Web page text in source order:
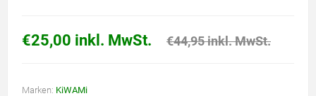
€25,00 inkl. MwSt. €44,95 inkl. MwSt.
Marken: KiWAMi